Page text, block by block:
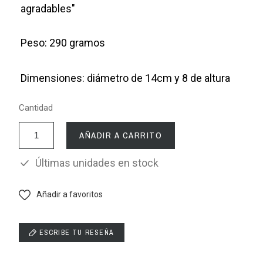
agradables"
Peso: 290 gramos
Dimensiones: diámetro de 14cm y 8 de altura
Cantidad
AÑADIR A CARRITO
Últimas unidades en stock
Añadir a favoritos
ESCRIBE TU RESEÑA